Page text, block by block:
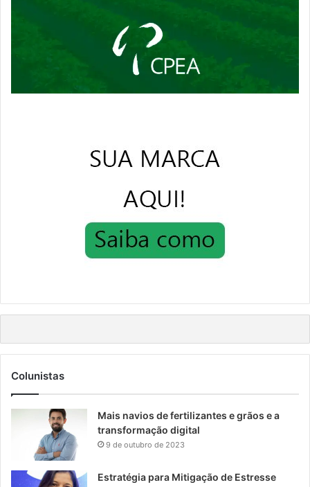
Colunistas
Mais navios de fertilizantes e grãos e a
transformação digital
9 de outubro de 2023
Estratégia para Mitigação de Estresse